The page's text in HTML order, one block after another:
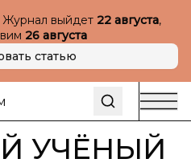
Журнал выйдет 22 августа,
26 августа
статью
УЧЁНЫЙ